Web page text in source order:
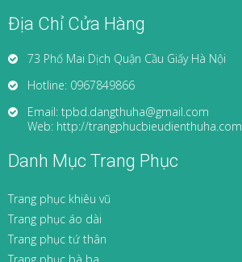
Địa Chỉ Cửa Hàng
73 Phố Mai Dịch Quận Cầu Giấy Hà Nội
Hotline: 0967849866
Email: tpbd.dangthuha@gmail.com
Web: http://trangphucbieudienthuha.com
Danh Mục Trang Phục
Trang phục khiêu vũ
Trang phục áo dài
Trang phục tứ thân
Trang phục bà ba